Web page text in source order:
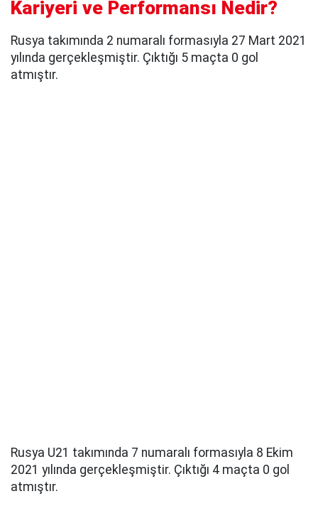
Kariyeri ve Performansı Nedir?
Rusya takımında 2 numaralı formasıyla 27 Mart 2021
yılında gerçekleşmiştir. Çıktığı 5 maçta 0 gol
atmıştır.
Rusya U21 takımında 7 numaralı formasıyla 8 Ekim
2021 yılında gerçekleşmiştir. Çıktığı 4 maçta 0 gol
atmıştır.